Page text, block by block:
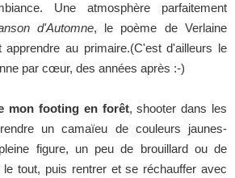
Une atmosphère parfaitement
d'Automne, le poème de Verlaine
au primaire.(C'est d'ailleurs le
par cœur, des années après :-)
mon footing en forêt, shooter dans les
un camaïeu de couleurs jaunes-
figure, un peu de brouillard ou de
le tout, puis rentrer et se réchauffer avec